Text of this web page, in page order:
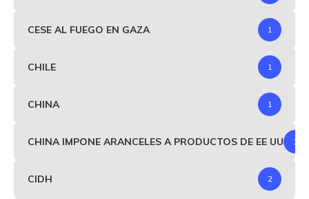
CESE AL FUEGO EN GAZA 1
CHILE 1
CHINA 1
CHINA IMPONE ARANCELES A PRODUCTOS DE EE UU 1
CIDH 2